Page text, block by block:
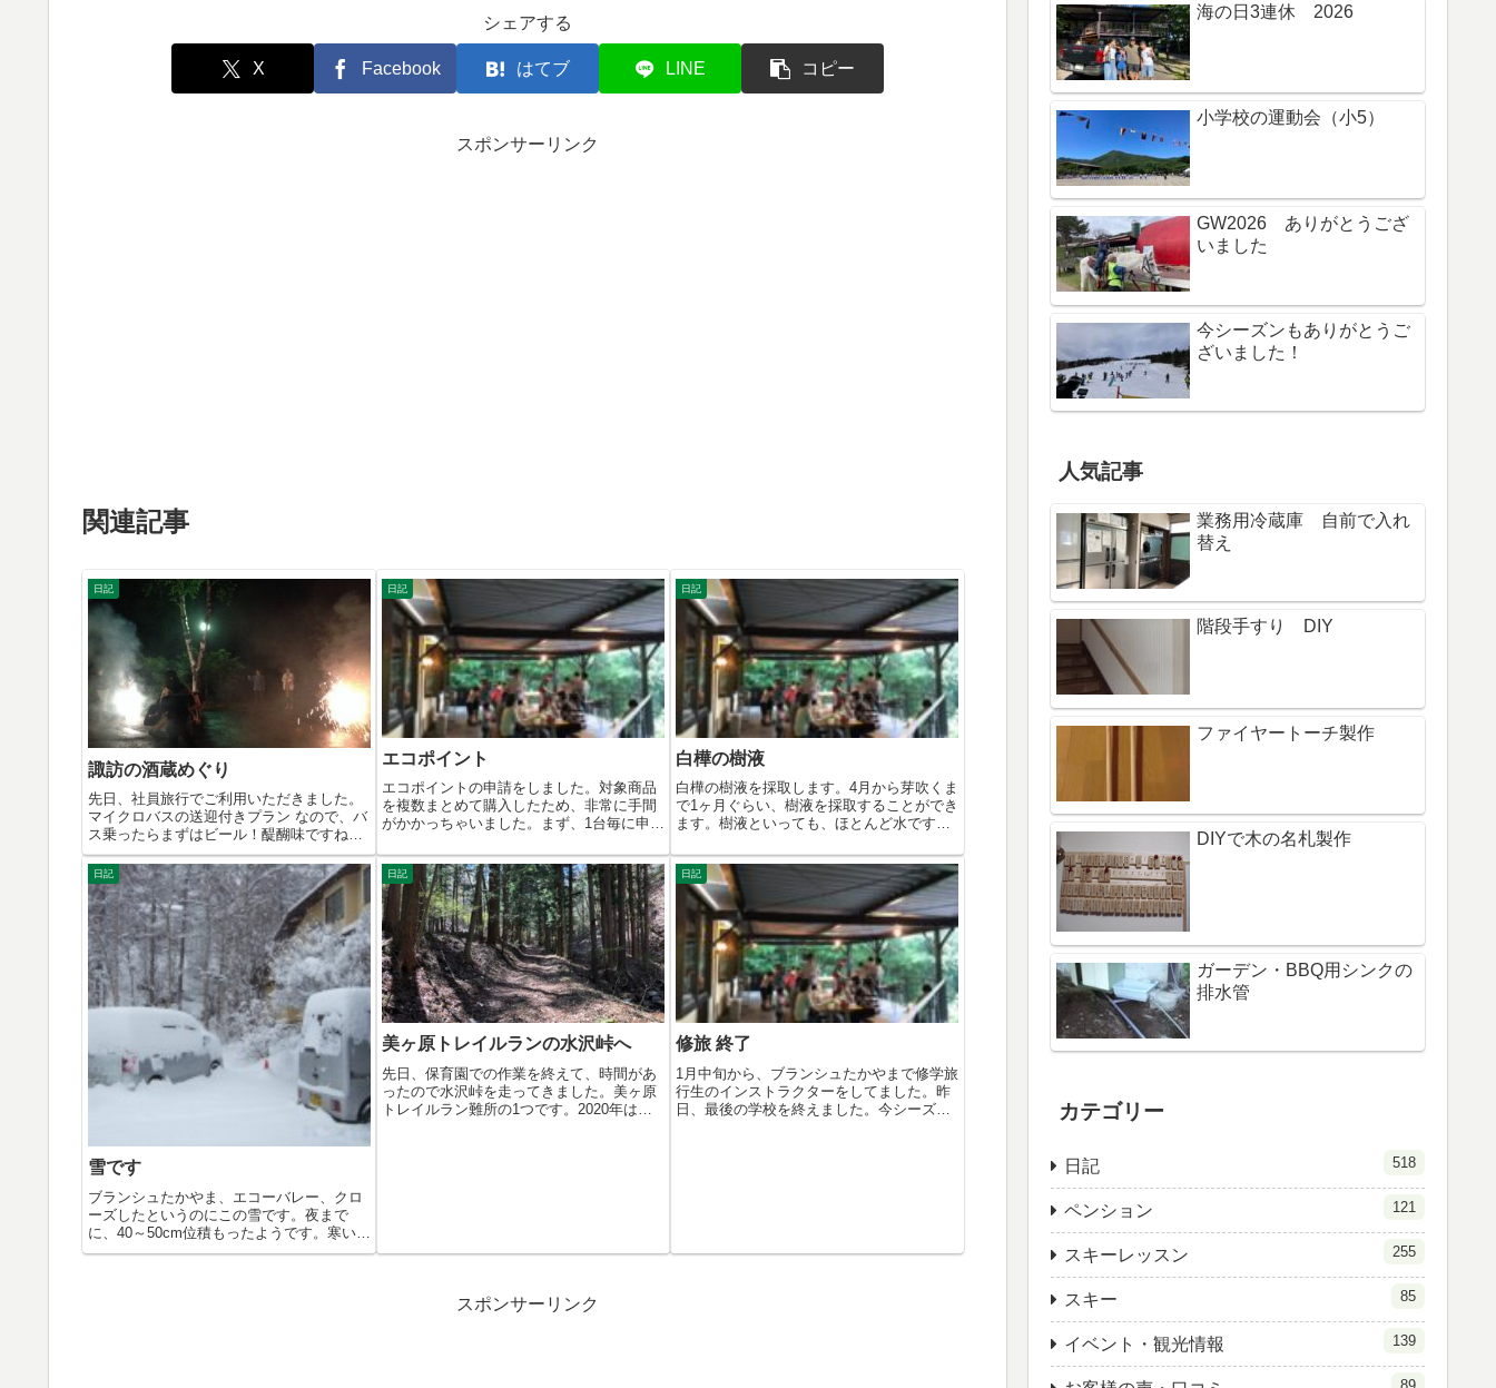
シェアする
X Facebook はてブ LINE コピー
スポンサーリンク
関連記事
日記
諏訪の酒蔵めぐり
先日、社員旅行でご利用いただきました。
マイクロバスの送迎付きプラン なので、バ
ス乗ったらまずはビール！醍醐味ですね。1
日...
日記
エコポイント
エコポイントの申請をしました。対象商品
を複数まとめて購入したため、非常に手間
がかかっちゃいました。まず、1台毎に申請
日記
白樺の樹液
白樺の樹液を採取します。4月から芽吹くま
で1ヶ月ぐらい、樹液を採取することができ
ます。樹液といっても、ほとんど水です。
日記
雪です
ブランシュたかやま、エコーバレー、クロ
ーズしたというのにこの雪です。夜まで
に、40～50cm位積もったようです。寒いの
で...
日記
美ヶ原トレイルランの水沢峠へ
先日、保育園での作業を終えて、時間があ
ったので水沢峠を走ってきました。美ヶ原
トレイルラン難所の1つです。2020年は大
日記
修旅 終了
1月中旬から、ブランシュたかやまで修学旅
行生のインストラクターをしてました。昨
日、最後の学校を終えました。今シーズン
スポンサーリンク
海の日3連休 2026
小学校の運動会（小5）
GW2026 ありがとうござ
いました
今シーズンもありがとうご
ざいました！
人気記事
業務用冷蔵庫 自前で入れ
替え
階段手すり DIY
ファイヤートーチ製作
DIYで木の名札製作
ガーデン・BBQ用シンクの
排水管
カテゴリー
日記 518
ペンション 121
スキーレッスン 255
スキー 85
イベント・観光情報 139